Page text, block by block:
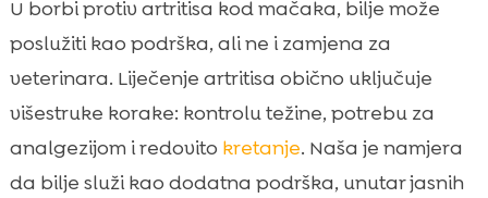
U borbi protiv artritisa kod mačaka, bilje može
poslužiti kao podrška, ali ne i zamjena za
veterinara. Liječenje artritisa obično uključuje
višestruke korake: kontrolu težine, potrebu za
analgezijom i redovito kretanje. Naša je namjera
da bilje služi kao dodatna podrška, unutar jasnih